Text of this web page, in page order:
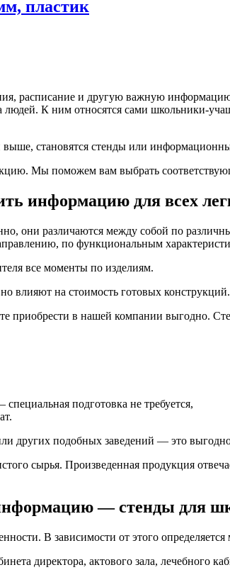
пластик
расписание и другую важную
К ним относятся сами школьники-
становятся стенды или
Мы поможем вам выбрать
информацию для всех
они различаются между собой по
по функциональным
все моменты по изделиям.
влияют на стоимость готовых конструкций.
приобрести в нашей компании выгодно.
подготовка не требуется,
других подобных заведений — это
сырья. Произведенная продукция
— стенды для
В зависимости от этого
директора, актового зала, лечебного